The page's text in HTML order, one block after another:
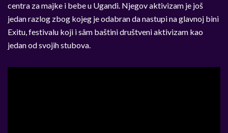
centra za majke i bebe u Ugandi. Njegov aktivizam je još
jedan razlog zbog kojeg je odabran da nastupi na glavnoj bini
Exitu, festivalu koji i sâm baštini društveni aktivizam kao
jedan od svojih stubova.